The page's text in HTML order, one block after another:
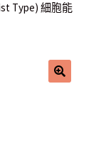
Type) 細胞能